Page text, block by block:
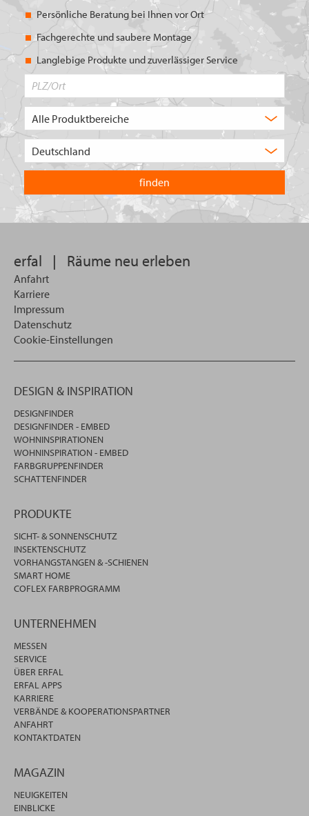
Persönliche Beratung bei Ihnen vor Ort
Fachgerechte und saubere Montage
Langlebige Produkte und zuverlässiger Service
in
welchem
Land
Sie
suchen
erfal | Räume neu erleben
Anfahrt
Karriere
Impressum
Datenschutz
Cookie-Einstellungen
DESIGN & INSPIRATION
DESIGNFINDER
DESIGNFINDER - EMBED
WOHNINSPIRATIONEN
WOHNINSPIRATION - EMBED
FARBGRUPPENFINDER
SCHATTENFINDER
PRODUKTE
SICHT- & SONNENSCHUTZ
INSEKTENSCHUTZ
VORHANGSTANGEN & -SCHIENEN
SMART HOME
COFLEX FARBPROGRAMM
UNTERNEHMEN
MESSEN
SERVICE
ÜBER ERFAL
ERFAL APPS
KARRIERE
VERBÄNDE & KOOPERATIONSPARTNER
ANFAHRT
KONTAKTDATEN
MAGAZIN
NEUIGKEITEN
EINBLICKE